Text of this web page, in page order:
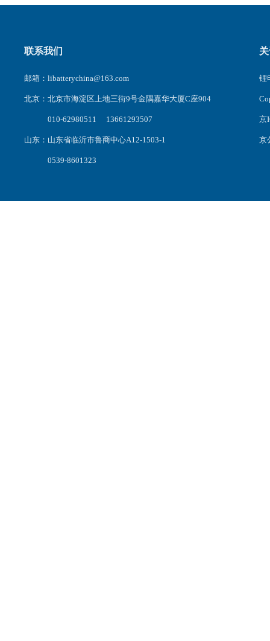
联系我们
邮箱：libatterychina@163.com
北京：北京市海淀区上地三街9号金隅嘉华大厦C座904
010-62980511 13661293507
山东：山东省临沂市鲁商中心A12-1503-1
0539-8601323
锂
京
京